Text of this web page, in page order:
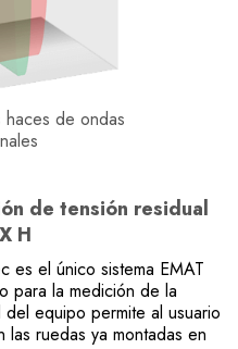
de ondas
de tensión residual
H
es el único sistema EMAT
para la medición de la
equipo permite al usuario
las ruedas ya montadas en